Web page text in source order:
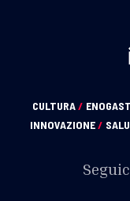
CULTURA/
INNOVAZIONE/